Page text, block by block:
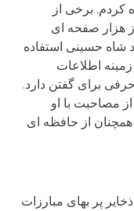
کردم. برخی از
هزار صفحه ای
شاه حسینی استفاده
اطلاعات
برای گفتن دارد.
مصاحبت با او
از حافظه ای
پر بهای مبارزات